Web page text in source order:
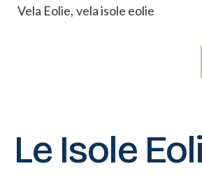
Vela Eolie, vela isole eolie
Le Isole